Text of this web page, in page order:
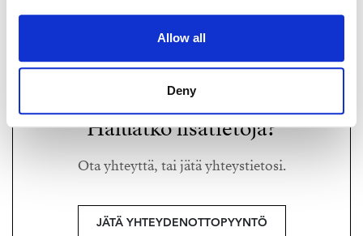
Allow all
Deny
Strand Properties Brand Partner,
Aarne Hyvärinen LKV Oy | 3466503-5
Haluatko lisätietoja?
Ota yhteyttä, tai jätä yhteystietosi.
JÄTÄ YHTEYDENOTTOPYYNTÖ